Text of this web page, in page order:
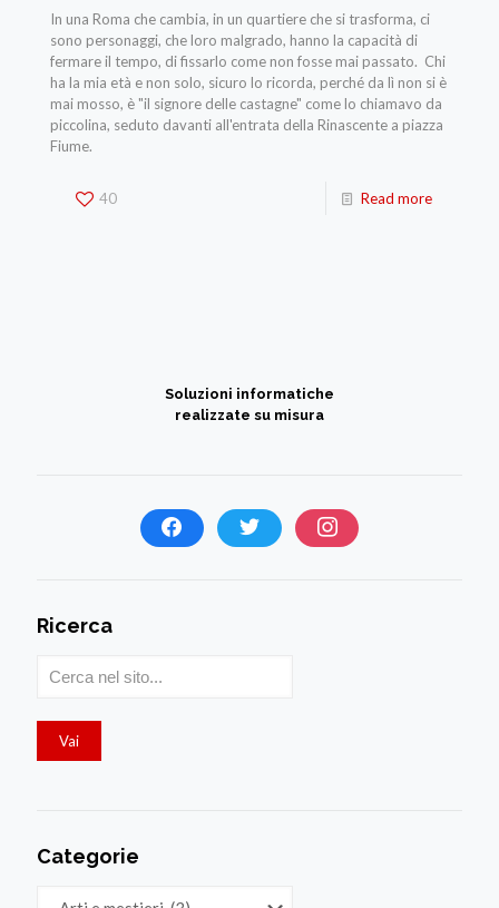
In una Roma che cambia, in un quartiere che si trasforma, ci
sono personaggi, che loro malgrado, hanno la capacità di
fermare il tempo, di fissarlo come non fosse mai passato. Chi
ha la mia età e non solo, sicuro lo ricorda, perché da lì non si è
mai mosso, è "il signore delle castagne" come lo chiamavo da
piccolina, seduto davanti all'entrata della Rinascente a piazza
Fiume.
40 Read more
Soluzioni informatiche
realizzate su misura
Ricerca
Categorie